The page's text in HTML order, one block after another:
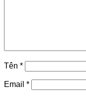
Tên *
Email *